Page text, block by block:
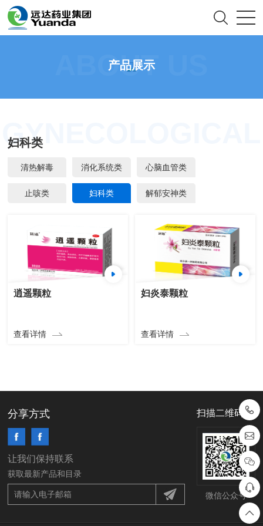
产品展示
ABOUT US
GYNECOLOGICAL
妇科类
清热解毒 消化系统类 心脑血管类
止咳类 妇科类 解郁安神类
逍遥颗粒
查看详情
妇炎泰颗粒
查看详情
扫描二维码
微信公众号
分享方式
让我们保持联系
获取最新产品和目录